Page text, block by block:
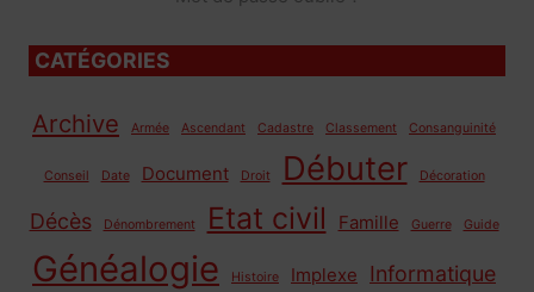
CATÉGORIES
Archive Armée Ascendant Cadastre Classement Consanguinité
Conseil Date Document Droit Débuter Décoration
Décès Dénombrement Etat civil Famille Guerre Guide
Généalogie Histoire Implexe Informatique